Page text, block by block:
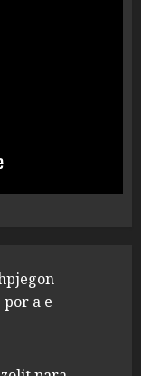
por a e
dhe
e gjumit
por a e